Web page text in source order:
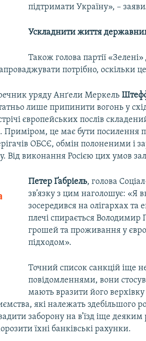
підтримати Україну», –
Ускладнити життя
Також голова партії «Зелені»
потрібно, оскільки
уряду Анґели Меркель
лише припинити вогонь у
європейських послів
Приміром, це має бути посилення
ОБСЄ, обмін полоненими і
Від виконання Росією цих умов
Петер Ґабріель, голова
зв’язку з цим наголошує:
зосередився на олігархах та
плечі спирається
грошей та проживання у
підходом».
Точний список санкцій іще
повідомленнями, вони
мають вразити його
які належать здебільшого
заборону на в’їзд іще
їхні банківські рахунки.